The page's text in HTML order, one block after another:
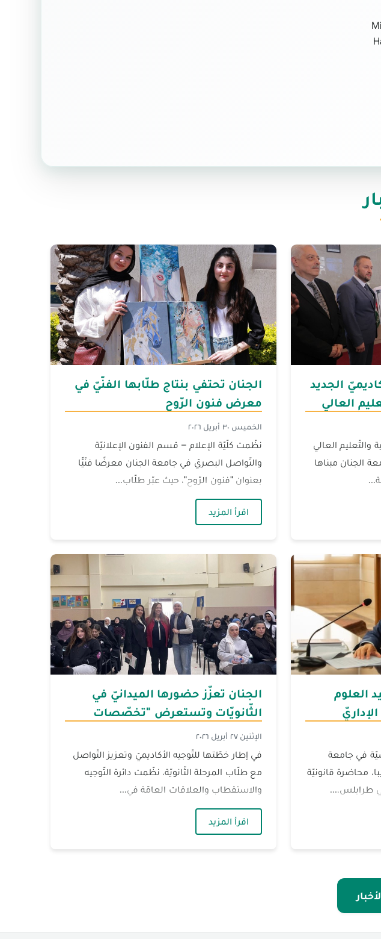
والتّعليم العالي
الجديد
العالي
والتّعليم العالي
الجنان مبناها
الأكاديميّ الجديد برعاية وزيرة التّربية والتّعليم العالي
الجنان تحتفي بنتاج طلّابها الفنّيّ في
معرض فنون الرّوح
الخميس ٣٠ أبريل ٢٠٢٦
نظّمت كلّيّة الإعلام – قسم الفنون الإعلانيّة
والتّواصل البصريّ في جامعة الجنان معرضًا فنّيًّا
بعنوان "فنون الرّوح"، حيث عبّر طلّاب...
اقرأ المزيد
العلوم
في جامعة
محاضرة قانونيّة
طرابلس،...
لعميد العلوم السّياسيّة حول القضاء الإداريّ
الجنان تعزّز حضورها الميدانيّ في
الثّانويّات وتستعرض "تخصّصات
المستقبل"
الإثنين ٢٧ أبريل ٢٠٢٦
في إطار خطّتها للتّوجيه الأكاديميّ وتعزيز التّواصل
مع طلّاب المرحلة الثّانويّة، نظّمت دائرة التّوجيه
والاستقطاب والعلاقات العامّة في...
اقرأ المزيد